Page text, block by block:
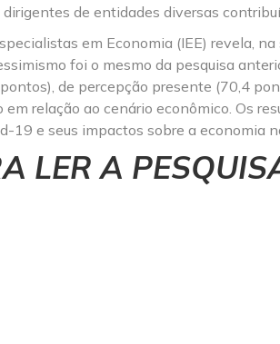
de entidades diversas
em Economia (IEE) revela, na
foi o mesmo da pesquisa
de percepção presente (70,4
relação ao cenário econômico. Os
19 e seus impactos sobre a economia
LER A